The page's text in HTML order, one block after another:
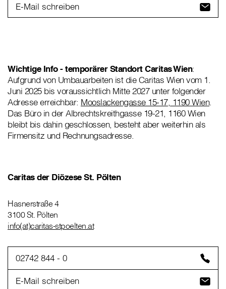
E-Mail schreiben
Wichtige Info - temporärer Standort Caritas Wien:
Aufgrund von Umbauarbeiten ist die Caritas Wien vom 1.
Juni 2025 bis voraussichtlich Mitte 2027 unter folgender
Adresse erreichbar: Mooslackengasse 15-17, 1190 Wien.
Das Büro in der Albrechtskreithgasse 19-21, 1160 Wien
bleibt bis dahin geschlossen, besteht aber weiterhin als
Firmensitz und Rechnungsadresse.
Caritas der Diözese St. Pölten
Hasnerstraße 4
3100 St. Pölten
info(at)caritas-stpoelten.at
02742 844 - 0
E-Mail schreiben